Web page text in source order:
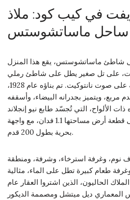
في كيب كود: ملاذ
ساحل ماساتشوستس
شاطئ ماساتشوستس، يقع هذا المنزل
على تل صغير يطل على شاطئ رملي
خاص، ويوفر إطلالة خلابة على صوت نانتوكيت. تم بناؤه عام 1928،
على مساحة 5000 قدم مربع، ويتميز بجدرانه البيضاء، وأسقفه
ذات الألواح، التي تُجسّد طابع نيو إنجلاند
الكلاسيكي. يقع المنزل على قطعة أرض مساحتها 1.1 فدان، مع واجهة
بحرية بطول 200 قدم.
نوم، وغرفة استرخاء، وشرفة، ومنطقة
طعام كبيرة تطل على الماء، مثالية
الحاليون، الذين اشتروا العقار عام
المعماري ديل ميتشل ومصممة الديكور